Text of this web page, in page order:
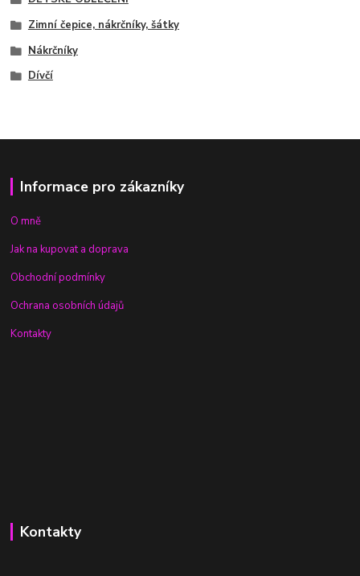
Zimní čepice, nákrčníky, šátky
Nákrčníky
Dívčí
Informace pro zákazníky
O mně
Jak na kupovat a doprava
Obchodní podmínky
Ochrana osobních údajů
Kontakty
Kontakty